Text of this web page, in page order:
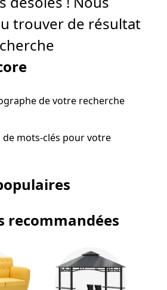
trouver de résultat
de votre recherche
mots-clés pour votre
recommandées